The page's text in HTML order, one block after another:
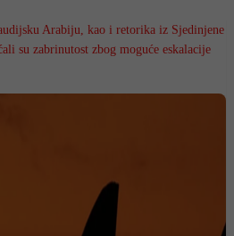
Arabiju, kao i retorika iz Sjedinjene
su zabrinutost zbog moguće eskalacije